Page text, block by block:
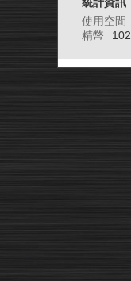
使用空間
精幣
102